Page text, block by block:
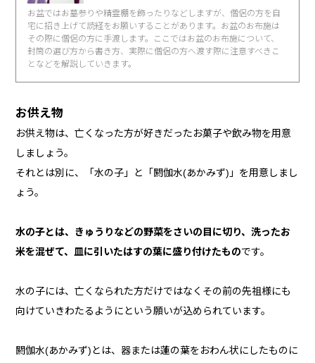
お盆ではお墓参りや精霊棚を飾ったりなどしますが、僧侶の方を自
宅に招き上げて読経をお願いすることがあります。お盆のお布施は
その際に僧侶の方に手渡します。ここではお盆のお布施について、
封筒の選び方から書き方、実際に僧侶の方へ渡す際に注意すべきこ
となどを解説していきます。
お供え物
お供え物は、亡くなった方が好きだったお菓子や飲み物を用意
しましょう。
それとは別に、「水の子」と「閼伽水(あかみず)」を用意しまし
ょう。
水の子とは、きゅうりなどの野菜をさいの目に切り、洗ったお
米を混ぜて、皿に引いたはすの葉に盛り付けたものです。
水の子には、亡くなられた方だけではなくその前の先祖様にも
向けていきわたるようにという願いが込められています。
閼伽水(あかみず)とは、器または蓮の葉をおわん状にしたものに